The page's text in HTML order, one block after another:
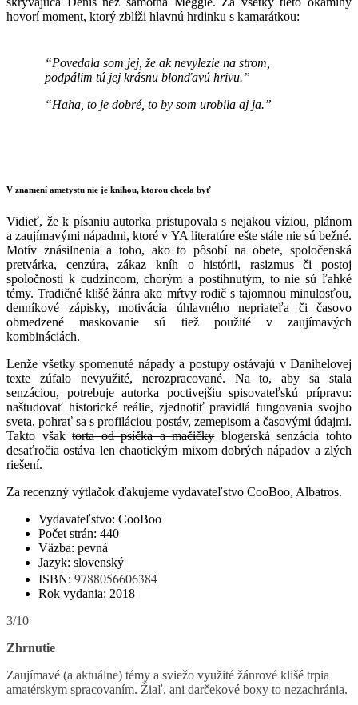
hovorí moment, ktorý zblíži hlavnú hrdinku s kamarátkou:
“Povedala som jej, že ak nevylezie na strom,
podpálim tú jej krásnu blonďavú hrivu.”
“Haha, to je dobré, to by som urobila aj ja.”
V znamení ametystu nie je knihou, ktorou chcela byť
Vidieť, že k písaniu autorka pristupovala s nejakou víziou, plánom
a zaujímavými nápadmi, ktoré v YA literatúre ešte stále nie sú bežné.
Motív znásilnenia a toho, ako to pôsobí na obete, spoločenská
pretvárka, cenzúra, zákaz kníh o histórii, rasizmus či postoj
spoločnosti k cudzincom, chorým a postihnutým, to nie sú ľahké
témy. Tradičné klišé žánra ako mŕtvy rodič s tajomnou minulosťou,
denníkové zápisky, motivácia úhlavného nepriateľa či časovo
obmedzené maskovanie sú tiež použité v zaujímavých
kombináciách.
Lenže všetky spomenuté nápady a postupy ostávajú v Danihelovej
texte zúfalo nevyužité, nerozpracované. Na to, aby sa stala
senzáciou, potrebuje autorka poctivejšiu spisovateľskú prípravu:
naštudovať historické reálie, zjednotiť pravidlá fungovania svojho
sveta, pohrať sa s profiláciou postáv, zemepisom a časovými údajmi.
Takto všaktorta od psíčka a mačičkyblogerská senzácia tohto
desaťročia ostáva len chaotickým mixom dobrých nápadov a zlých
riešení.
Za recenzný výtlačok ďakujeme vydavateľstvo CooBoo, Albatros.
Vydavateľstvo: CooBoo
Počet strán: 440
Väzba: pevná
Jazyk: slovenský
ISBN: 9788056606384
Rok vydania: 2018
3/10
Zhrnutie
Zaujímavé (a aktuálne) témy a sviežo využité žánrové klišé trpia
amatérskym spracovaním. Žiaľ, ani darčekové boxy to nezachránia.